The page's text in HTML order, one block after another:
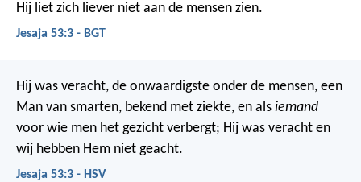
Hij liet zich liever niet aan de mensen zien.
Jesaja 53:3 - BGT
Hij was veracht, de onwaardigste onder de mensen, een
Man van smarten, bekend met ziekte, en als iemand
voor wie men het gezicht verbergt; Hij was veracht en
wij hebben Hem niet geacht.
Jesaja 53:3 - HSV